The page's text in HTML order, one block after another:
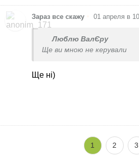
Зараз все скажу 01 апреля в
Люблю ВалЄру
Ще ви мною не керували
Ще ні)
1 2 3